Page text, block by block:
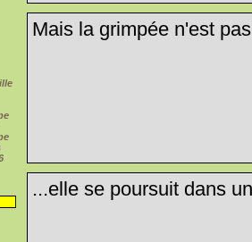
Mais la grimpée n'est
...elle se poursuit dans